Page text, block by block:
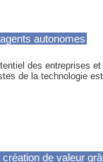
autonomes
des entreprises
de la technologie
de valeur